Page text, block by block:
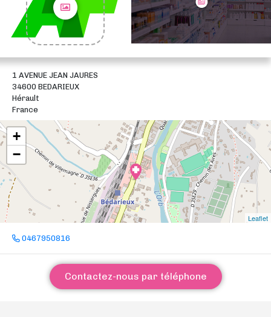
1 AVENUE JEAN JAURES
34600 BEDARIEUX
Hérault
France
+
−
Leaflet
0467950816
Contactez-nous par téléphone